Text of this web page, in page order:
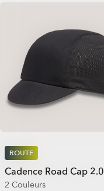
ROUTE
Cadence Road Cap 2.0
2 Couleurs